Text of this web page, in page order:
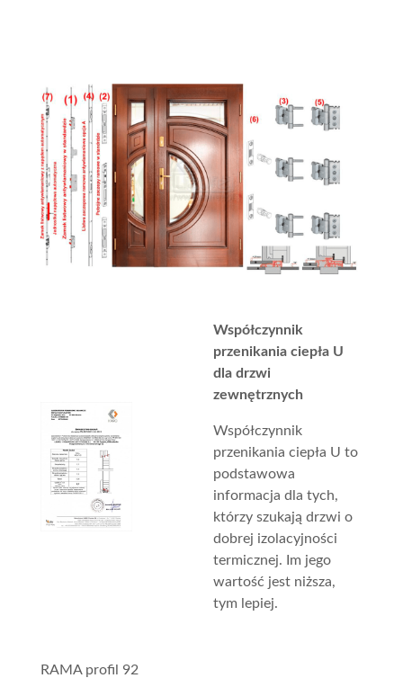
Współczynnik
przenikania ciepła U
dla drzwi
zewnętrznych
Współczynnik
przenikania ciepła U to
podstawowa
informacja dla tych,
którzy szukają drzwi o
dobrej izolacyjności
termicznej. Im jego
wartość jest niższa,
tym lepiej.
RAMA profil 92